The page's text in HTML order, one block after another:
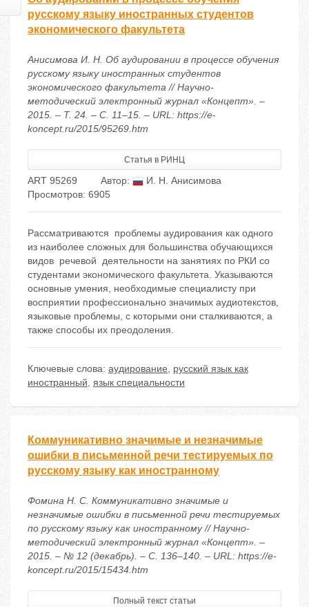
русскому языку иностранных студентов
экономического факультета
Анисимова И. Н. Об аудировании в процессе обучения
русскому языку иностранных студентов
экономического факультета // Научно-
методический электронный журнал «Концепт». –
2015. – Т. 24. – С. 11–15. – URL: https://e-
koncept.ru/2015/95269.htm
Статья в РИНЦ
ART 95269 Автор:
И. Н. Анисимова
Просмотров: 6905
Рассматриваются проблемы аудирования как одного
из наиболее сложных для большинства обучающихся
видов речевой деятельности на занятиях по РКИ со
студентами экономического факультета. Указываются
основные умения, необходимые специалисту при
восприятии профессионально значимых аудиотекстов,
языковые проблемы, с которыми они сталкиваются, а
также способы их преодоления.
Ключевые слова: аудирование, русский язык как
иностранный, язык специальности
Коммуникативно значимые и незначимые
ошибки в письменной речи тестируемых по
русскому языку как иностранному
Фомина Н. С. Коммуникативно значимые и
незначимые ошибки в письменной речи тестируемых
по русскому языку как иностранному // Научно-
методический электронный журнал «Концепт». –
2015. – № 12 (декабрь). – С. 136–140. – URL: https://e-
koncept.ru/2015/15434.htm
Полный текст статьи